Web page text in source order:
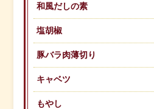
和風だしの素
塩胡椒
豚バラ肉薄切り
キャベツ
もやし